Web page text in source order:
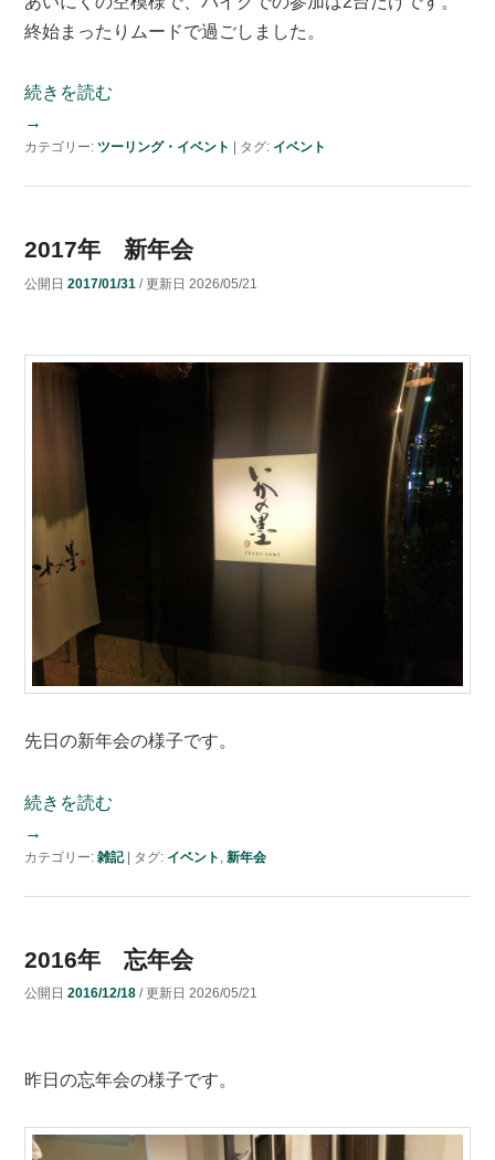
終始まったりムードで過ごしました。
続きを読む
→
カテゴリー: ツーリング・イベント タグ: イベント
2017年 新年会
公開日 2017/01/31 / 更新日 2026/05/21
先日の新年会の様子です。
続きを読む
→
カテゴリー: 雑記 | タグ: イベント 新年会
2016年 忘年会
公開日 2016/12/18/ 更新日 2026/05/21
昨日の忘年会の様子です。